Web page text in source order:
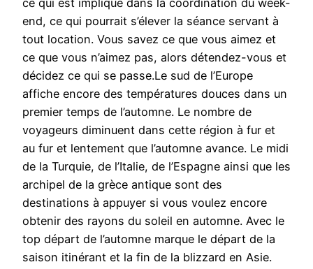
ce qui est impliqué dans la coordination du week-
end, ce qui pourrait s’élever la séance servant à
tout location. Vous savez ce que vous aimez et
ce que vous n’aimez pas, alors détendez-vous et
décidez ce qui se passe.Le sud de l’Europe
affiche encore des températures douces dans un
premier temps de l’automne. Le nombre de
voyageurs diminuent dans cette région à fur et
au fur et lentement que l’automne avance. Le midi
de la Turquie, de l’Italie, de l’Espagne ainsi que les
archipel de la grèce antique sont des
destinations à appuyer si vous voulez encore
obtenir des rayons du soleil en automne. Avec le
top départ de l’automne marque le départ de la
saison itinérant et la fin de la blizzard en Asie.